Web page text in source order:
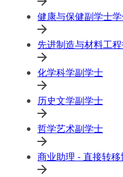
健康与保健副学士
先进制造与材料工
化学科学副学士
历史文学副学士
哲学艺术副学士
商业助理 - 直接转移